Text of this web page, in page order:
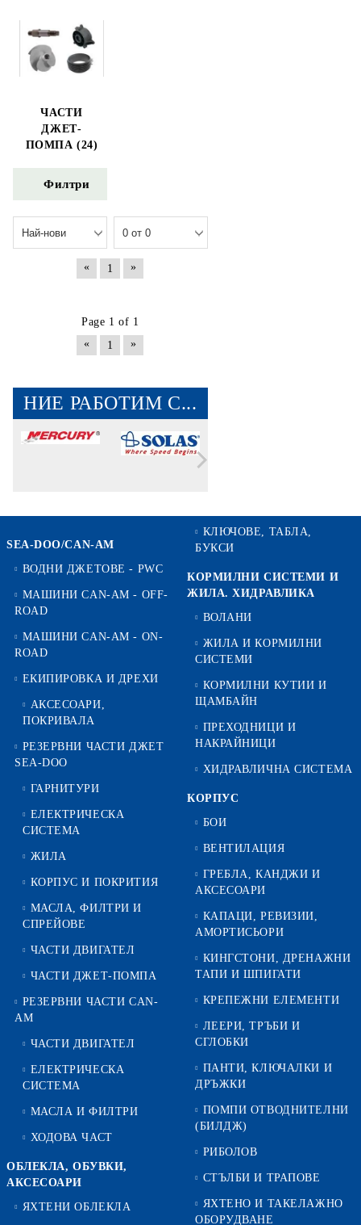
ЧАСТИ
ДЖЕТ-
ПОМПА (24)
Филтри
« 1 »
Page 1 of 1
«
1 »
НИЕ РАБОТИМ С...
SEA-DOO/CAN-AM
ВОДНИ ДЖЕТОВЕ - PWC
МАШИНИ CAN-AM - OFF-
ROAD
МАШИНИ CAN-AM - ON-
ROAD
ЕКИПИРОВКА И ДРЕХИ
АКСЕСОАРИ,
ПОКРИВАЛА
РЕЗЕРВНИ ЧАСТИ ДЖЕТ
SEA-DOO
ГАРНИТУРИ
ЕЛЕКТРИЧЕСКА
СИСТЕМА
ЖИЛА
КОРПУС И ПОКРИТИЯ
МАСЛА, ФИЛТРИ И
СПРЕЙОВЕ
ЧАСТИ ДВИГАТЕЛ
ЧАСТИ ДЖЕТ-ПОМПА
РЕЗЕРВНИ ЧАСТИ CAN-
AM
ЧАСТИ ДВИГАТЕЛ
ЕЛЕКТРИЧЕСКА
СИСТЕМА
МАСЛА И ФИЛТРИ
ХОДОВА ЧАСТ
ОБЛЕКЛА, ОБУВКИ,
АКСЕСОАРИ
ЯХТЕНИ ОБЛЕКЛА
КЛЮЧОВЕ, ТАБЛА,
БУКСИ
КОРМИЛНИ СИСТЕМИ И
ЖИЛА. ХИДРАВЛИКА
ВОЛАНИ
ЖИЛА И КОРМИЛНИ
СИСТЕМИ
КОРМИЛНИ КУТИИ И
ЩАМБАЙН
ПРЕХОДНИЦИ И
НАКРАЙНИЦИ
ХИДРАВЛИЧНА СИСТЕМА
КОРПУС
БОИ
ВЕНТИЛАЦИЯ
ГРЕБЛА, КАНДЖИ И
АКСЕСОАРИ
КАПАЦИ, РЕВИЗИИ,
АМОРТИСЬОРИ
КИНГСТОНИ, ДРЕНАЖНИ
ТАПИ И ШПИГАТИ
КРЕПЕЖНИ ЕЛЕМЕНТИ
ЛЕЕРИ, ТРЪБИ И
СГЛОБКИ
ПАНТИ, КЛЮЧАЛКИ И
ДРЪЖКИ
ПОМПИ ОТВОДНИТЕЛНИ
(БИЛДЖ)
РИБОЛОВ
СТЪЛБИ И ТРАПОВЕ
ЯХТЕНО И ТАКЕЛАЖНО
ОБОРУДВАНЕ